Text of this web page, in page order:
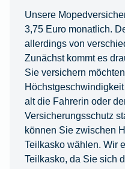
Unsere
3,75 Euro monatlich.
allerdings von
Zunächst kommt es
Sie versichern
alt die Fahrerin oder
Versicherungsschutz
können Sie zwischen
Teilkasko wählen. Wir
Teilkasko, da Sie sich